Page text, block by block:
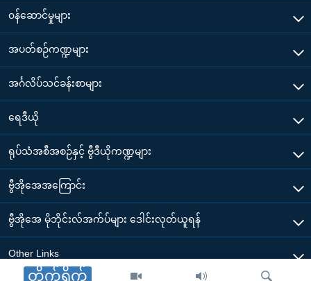
တိုက်ရိုက်
၀န်ဆောင်မှုများ
အပတ်စဉ်ကဏ္ဍများ
အင်္ဂလိပ်သင်ခန်းစာများ
ရေဒီယို
ရုပ်သံအစီအစဉ်နှင့် ဗွီဒီယိုကဏ္ဍများ
ဗွီအိုအေအကြောင်း
ဗွီအိုအေ မိုဘိုင်းလ်အက်ပ်များ ဒေါင်းလုတ်ယူရန်
Other Links